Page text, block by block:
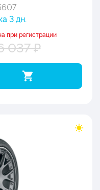
3 дн.
при регистрации
037 ₽